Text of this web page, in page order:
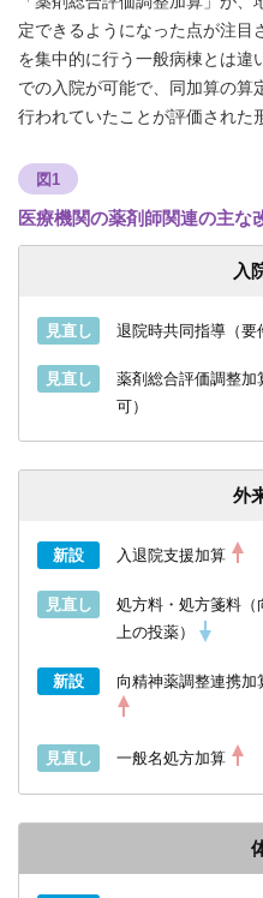
定できるようになった点が注目
を集中的に行う一般病棟とは違
での入院が可能で、同加算の算
行われていたことが評価された
図1
医療機関の薬剤師関連の主な
入
見直し 退院時共同指導（要
見直し
薬剤総合評価調整加
可）
外
新設 入退院支援加算
見直し
処方料・処方箋料（
上の投薬）
新設 向精神薬調整連携加
見直し 一般名処方加算